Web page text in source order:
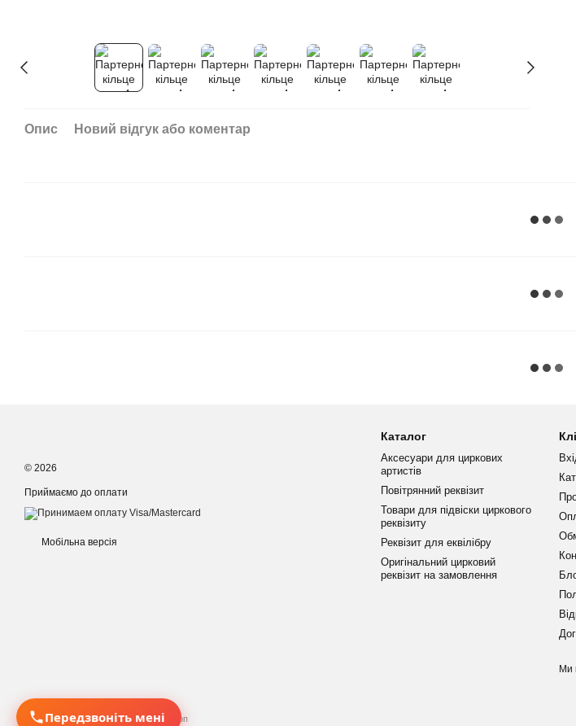
Опис Новий відгук або коментар
© 2026
Приймаємо до оплати
Мобільна версія
Інтернет-магазин створений з Хорошоп
Каталог
Аксесуари для циркових
артистів
Повітрянний реквізит
Товари для підвіски циркового
реквізиту
Реквізит для еквілібру
Оригінальний цирковий
реквізит на замовлення
Ми
Передзвоніть мені